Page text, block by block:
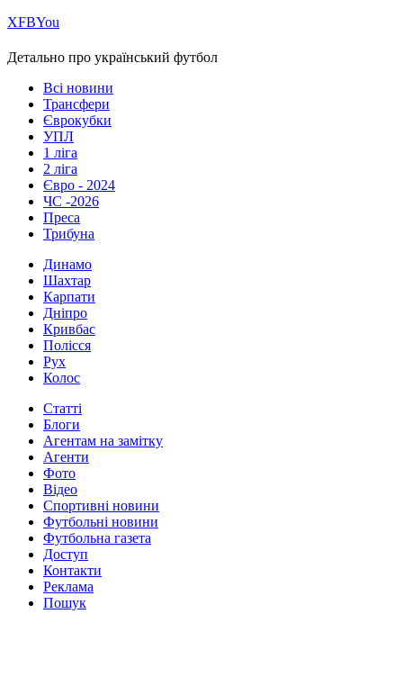
ХFBYou
Детально про український футбол
Всі новини
Трансфери
Єврокубки
УПЛ
1 ліга
2 ліга
Євро - 2024
ЧС -2026
Преса
Трибуна
Динамо
Шахтар
Карпати
Дніпро
Кривбас
Полісся
Рух
Колос
Статті
Блоги
Агентам на замітку
Агенти
Фото
Відео
Спортивні новини
Футбольні новини
Футбольна газета
Доступ
Контакти
Реклама
Пошук